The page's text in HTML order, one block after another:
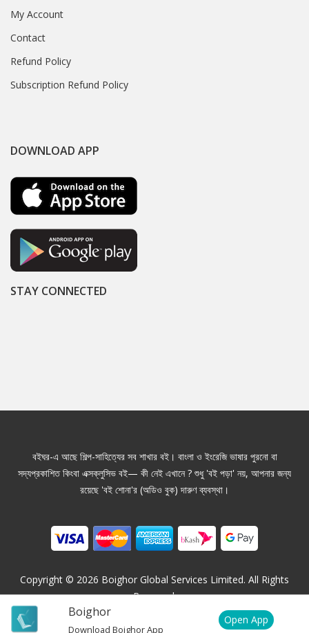
Boighor
Download Boighor App
Open App
My Account
Contact
Refund Policy
Subscription Refund Policy
DOWNLOAD APP
STAY CONNECTED
বইঘর-এ আছে শিল্প-সাহিত্যের সব শাখার বই। বাংলা ও ইংরেজি ভাষার পুরনো বা
সদ্যপ্রকাশিত কিংবা এক্সক্লুসিভ বই— কী নেই এখানে ? শুধু 'বই পড়া' নয়, আপনার জন্য
রয়েছে 'বই শোনা'র (অডিও বুক) দারুণ ব্যবস্থা।
Copyright © 2026 Boighor Global Services Limited. All Rights
Reserved.